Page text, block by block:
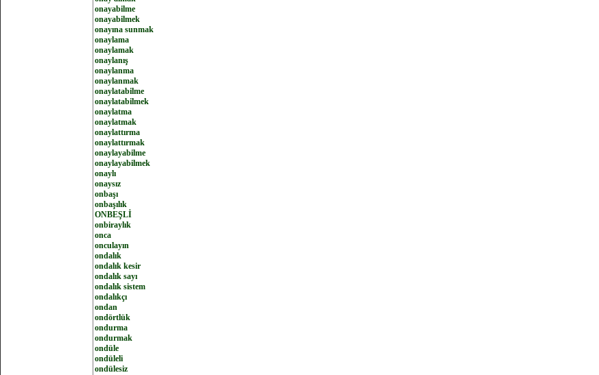
onayabilme
onayabilmek
onayına sunmak
onaylama
onaylamak
onaylanış
onaylanma
onaylanmak
onaylatabilme
onaylatabilmek
onaylatma
onaylatmak
onaylattırma
onaylattırmak
onaylayabilme
onaylayabilmek
onaylı
onaysız
onbaşı
onbaşılık
ONBEŞLİ
onbiraylık
onca
onculayın
ondalık
ondalık kesir
ondalık sayı
ondalık sistem
ondalıkçı
ondan
ondörtlük
ondurma
ondurmak
ondüle
ondüleli
ondülesiz